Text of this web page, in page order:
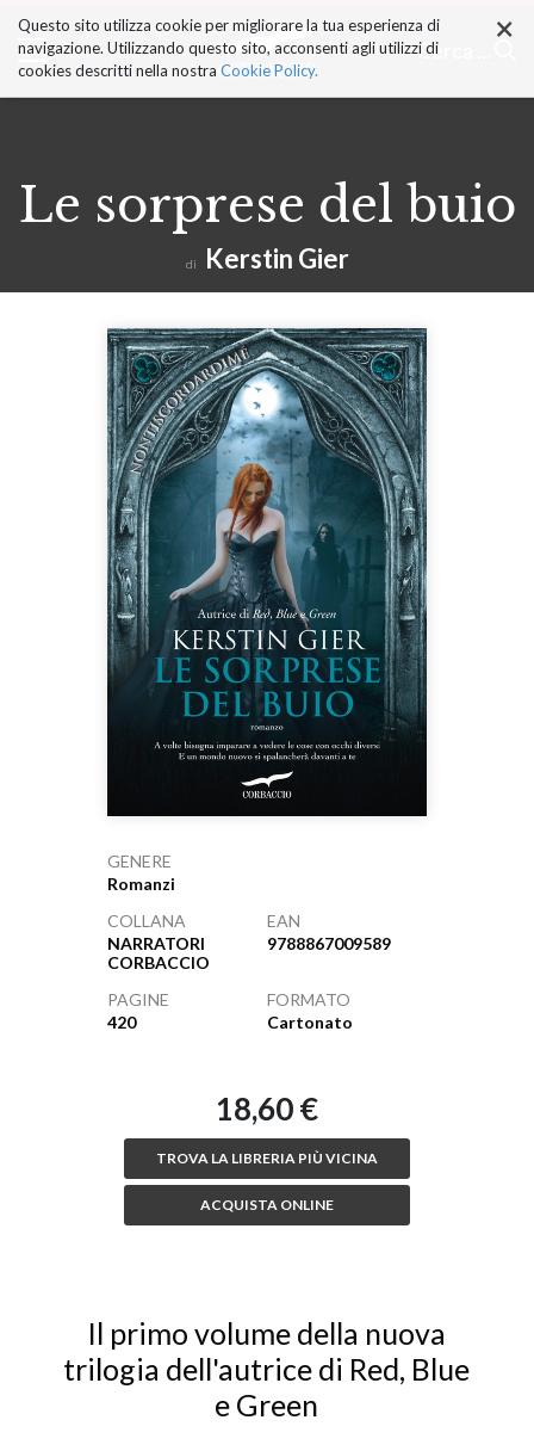
ai
contenuti.
|
Salta
Cerca ... ×
Questo sito utilizza cookie per migliorare la tua esperienza di
navigazione. Utilizzando questo sito, acconsenti agli utilizzi di
cookies descritti nella nostra Cookie Policy.
Le sorprese del buio
di Kerstin Gier
GENERE
Romanzi
COLLANA
NARRATORI
CORBACCIO
EAN
9788867009589
PAGINE
420
FORMATO
Cartonato
18,60 €
TROVA LA LIBRERIA PIÙ VICINA
ACQUISTA ONLINE
Il primo volume della nuova
trilogia dell'autrice di Red, Blue
e Green